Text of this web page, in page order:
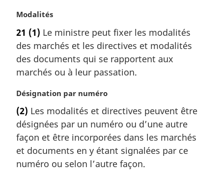
e
N
t
e
m
a
g
n
a
l
e
:
Modalités
21 (1) Le ministre peut fixer les modalités
des marchés et les directives et modalités
des documents qui se rapportent aux
marchés ou à leur passation.
N
t
e
m
a
g
Désignation par numéro
(2) Les modalités et directives peuvent être
désignées par un numéro ou d’une autre
façon et être incorporées dans les marchés
et documents en y étant signalées par ce
numéro ou selon l’autre façon.